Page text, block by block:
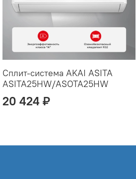
Cплит-система AKAI ASITA
ASITA25HW/ASOTA25HW
20 424 ₽